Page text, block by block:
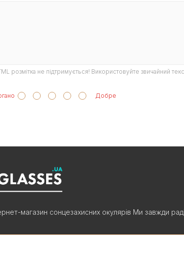
розмітка не підтримується! Використовуйте звичайний
Добре
магазин сонцезахисних окулярів Ми завжди